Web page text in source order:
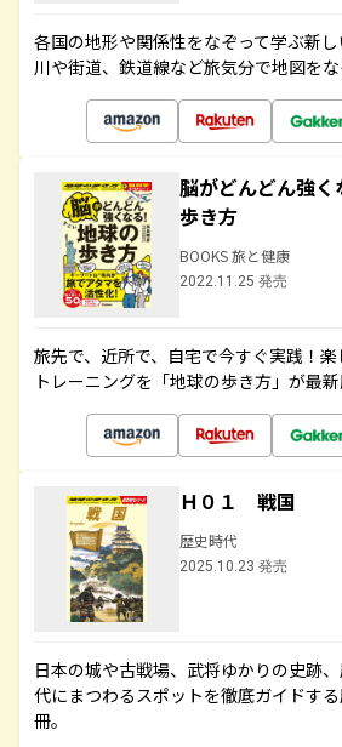
各国の地形や関係性をなぞって学ぶ新し
川や街道、鉄道線など旅気分で地図をな
脳がどんどん強
歩き方
BOOKS 旅と健康
2022.11.25 発売
旅先で、近所で、自宅で今すぐ実践！
トレーニングを「地球の歩き方」が最
Ｈ０１ 戦国
歴史時代
2025.10.23 発売
日本の城や古戦場、武将ゆかりの史跡
代にまつわるスポットを徹底ガイドす
冊。